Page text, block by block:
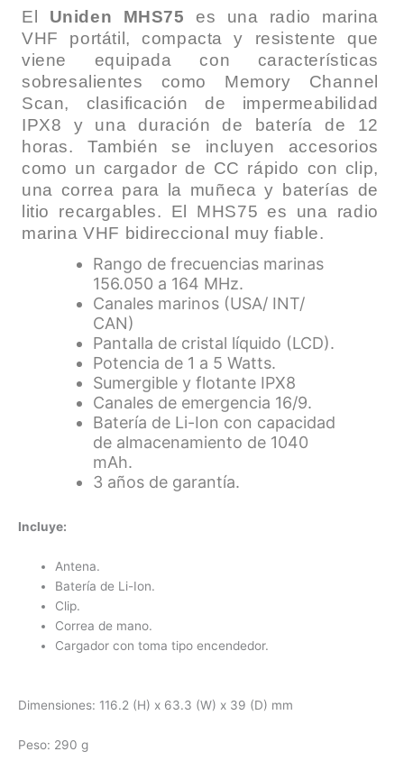
El Uniden MHS75 es una radio marina
VHF portátil, compacta y resistente que
viene equipada con características
sobresalientes como Memory Channel
Scan, clasificación de impermeabilidad
IPX8 y una duración de batería de 12
horas. También se incluyen accesorios
como un cargador de CC rápido con clip,
una correa para la muñeca y baterías de
litio recargables. El MHS75 es una radio
marina VHF bidireccional muy fiable.
Rango de frecuencias marinas
156.050 a 164 MHz.
Canales marinos (USA/ INT/
CAN)
Pantalla de cristal líquido (LCD).
Potencia de 1 a 5 Watts.
Sumergible y flotante IPX8
Canales de emergencia 16/9.
Batería de Li-Ion con capacidad
de almacenamiento de 1040
mAh.
3 años de garantía.
Incluye:
Antena.
Batería de Li-Ion.
Clip.
Correa de mano.
Cargador con toma tipo encendedor.
Dimensiones: 116.2 (H) x 63.3 (W) x 39 (D) mm
Peso: 290 g